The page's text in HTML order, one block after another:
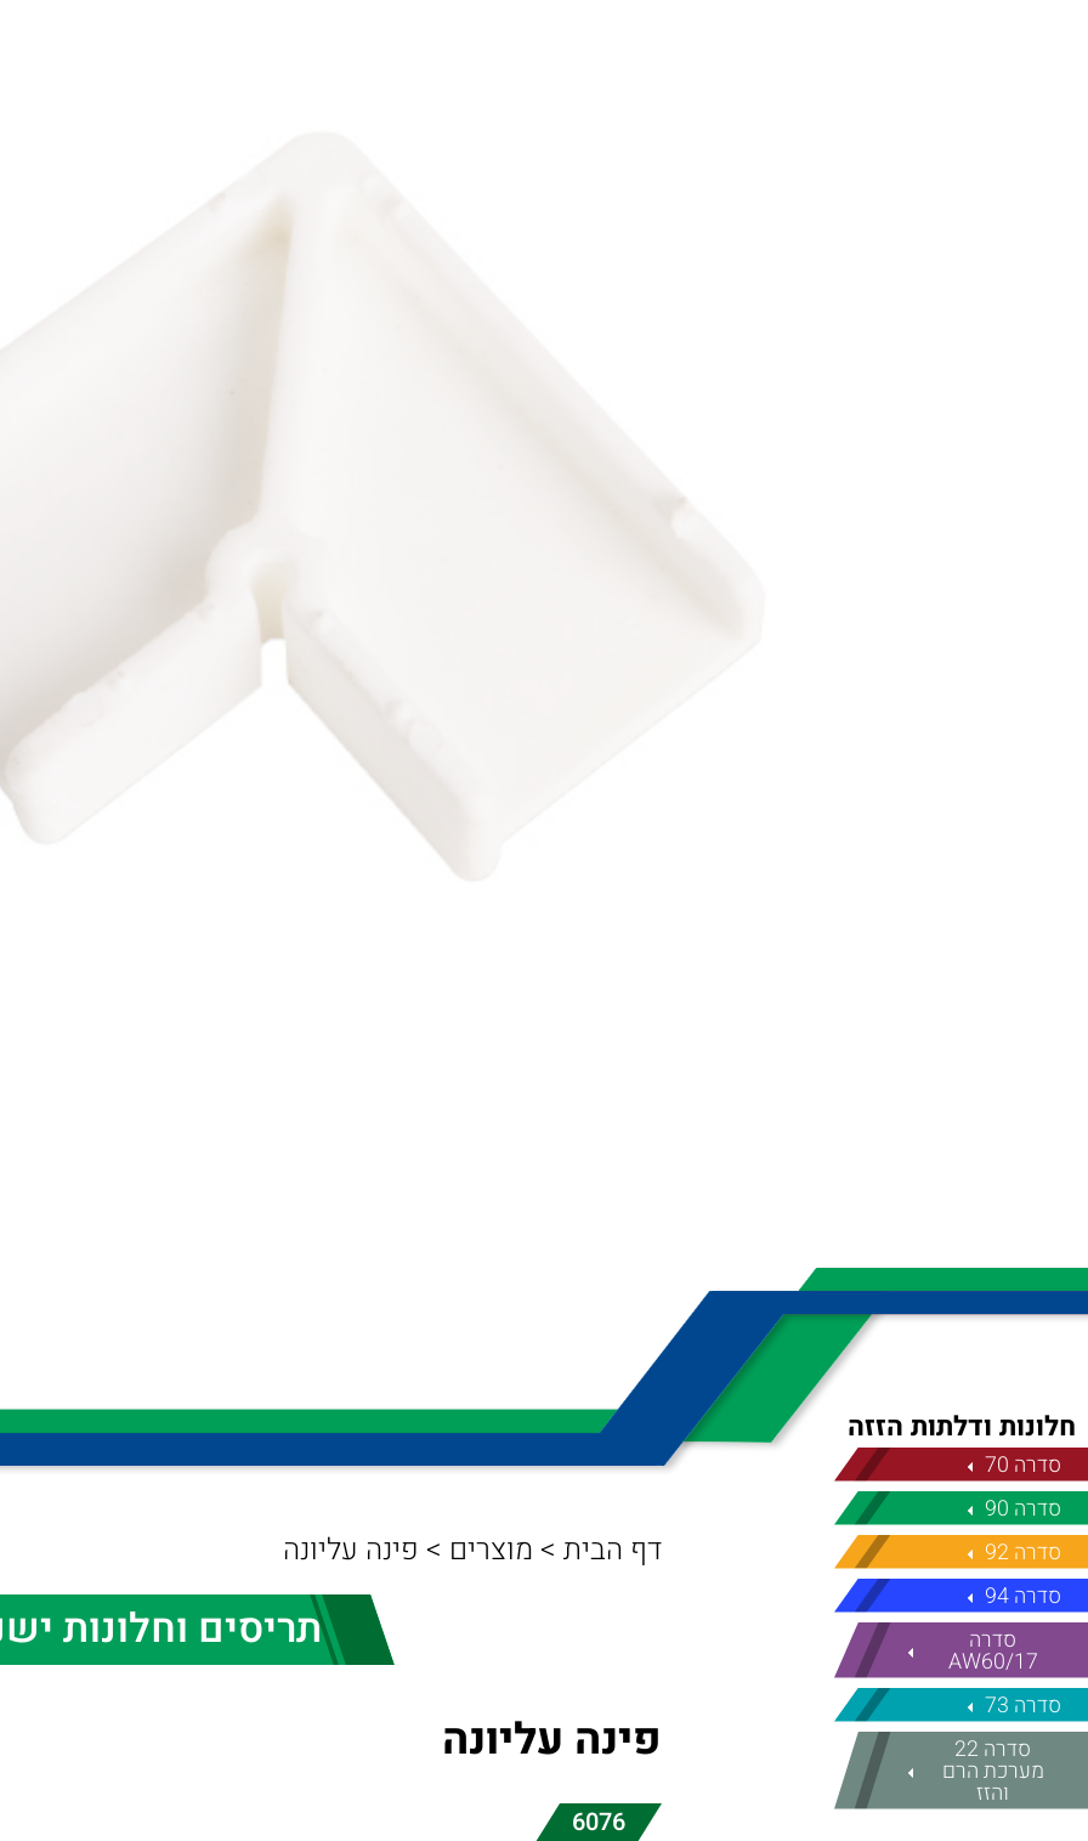
חלונות ודלתות הזזה
סדרה 70
סדרה 90
סדרה 92
סדרה 94
סדרה
17/AW60
סדרה 73
סדרה 22
מערכת הרם
והזז
דף הבית >מוצרים > פינה עליונה
תריסים וחלונות
פינה עליונה
6076